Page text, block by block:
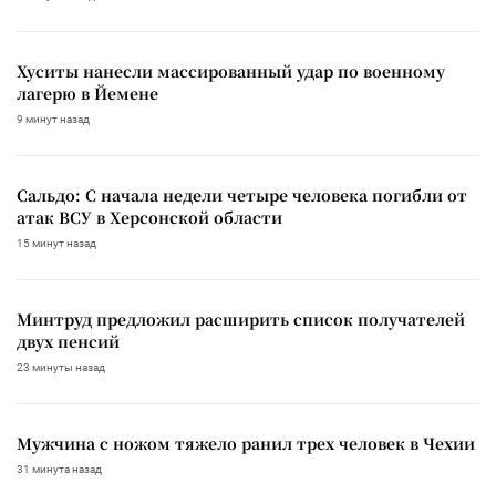
Хуситы нанесли массированный удар по военному
лагерю в Йемене
9 минут назад
Сальдо: С начала недели четыре человека погибли от
атак ВСУ в Херсонской области
15 минут назад
Минтруд предложил расширить список получателей
двух пенсий
23 минуты назад
Мужчина с ножом тяжело ранил трех человек в Чехии
31 минута назад